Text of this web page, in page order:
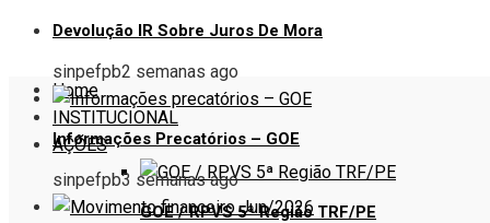
LOGIN
Home
INSTITUCIONAL
AÇÕES
GOE / RPVS 5ª Região TRF/PE
Devolução IR Sobre Juros De Mora
sinpefpb2 semanas ago
Informações Precatórios – GOE
sinpefpb3 semanas ago